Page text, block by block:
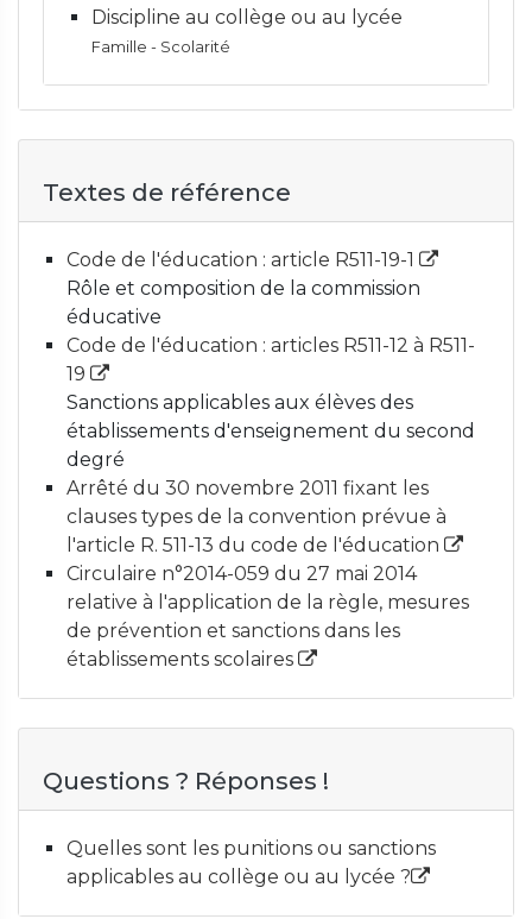
Discipline au collège ou au lycée
Famille - Scolarité
Textes de référence
Code de l'éducation : article R511-19-1
Rôle et composition de la commission
éducative
Code de l'éducation : articles R511-12 à R511-
19
Sanctions applicables aux élèves des
établissements d'enseignement du second
degré
Arrêté du 30 novembre 2011 fixant les
clauses types de la convention prévue à
l'article R. 511-13 du code de l'éducation
Circulaire n°2014-059 du 27 mai 2014
relative à l'application de la règle, mesures
de prévention et sanctions dans les
établissements scolaires
Questions ? Réponses !
Quelles sont les punitions ou sanctions
applicables au collège ou au lycée ?